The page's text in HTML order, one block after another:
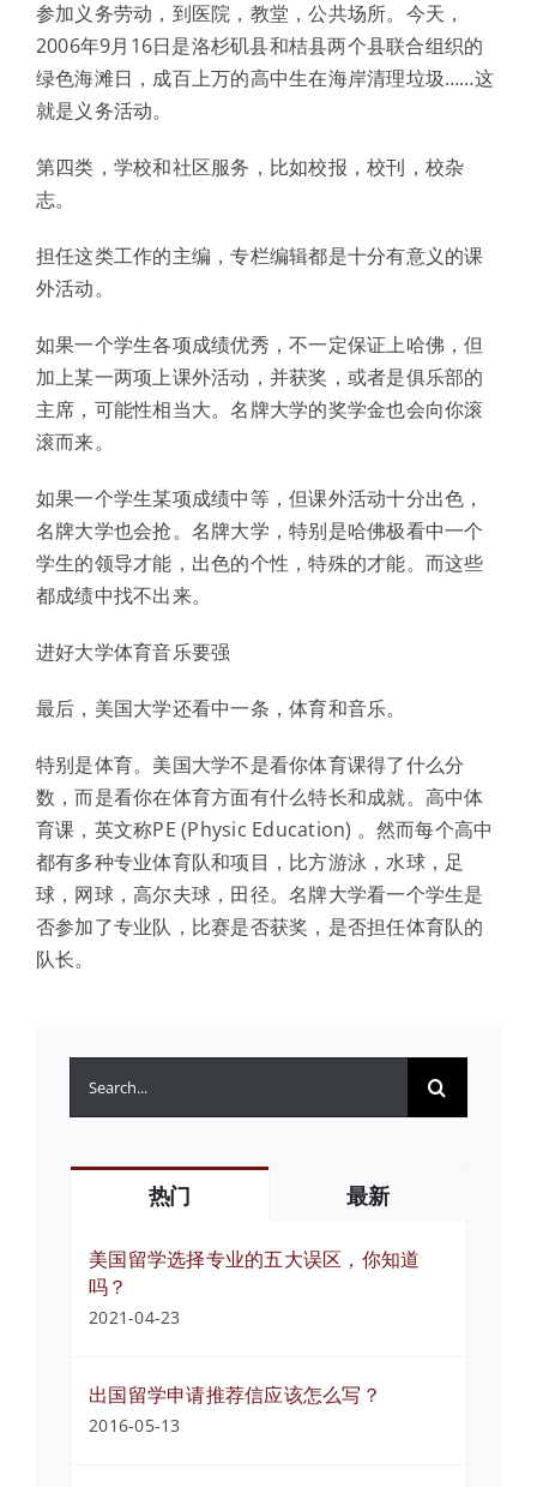
参加义务劳动，到医院，教堂，公共场所。今天，
2006年9月16日是洛杉矶县和桔县两个县联合组织的
绿色海滩日，成百上万的高中生在海岸清理垃圾……这
就是义务活动。
第四类，学校和社区服务，比如校报，校刊，校杂
志。
担任这类工作的主编，专栏编辑都是十分有意义的课
外活动。
如果一个学生各项成绩优秀，不一定保证上哈佛，但
加上某一两项上课外活动，并获奖，或者是俱乐部的
主席，可能性相当大。名牌大学的奖学金也会向你滚
滚而来。
如果一个学生某项成绩中等，但课外活动十分出色，
名牌大学也会抢。名牌大学，特别是哈佛极看中一个
学生的领导才能，出色的个性，特殊的才能。而这些
都成绩中找不出来。
进好大学体育音乐要强
最后，美国大学还看中一条，体育和音乐。
特别是体育。美国大学不是看你体育课得了什么分
数，而是看你在体育方面有什么特长和成就。高中体
育课，英文称PE (Physic Education) 。然而每个高中
都有多种专业体育队和项目，比方游泳，水球，足
球，网球，高尔夫球，田径。名牌大学看一个学生是
否参加了专业队，比赛是否获奖，是否担任体育队的
队长。
热门 最新
美国留学选择专业的五大误区，你知道
吗？
2021-04-23
出国留学申请推荐信应该怎么写？
2016-05-13